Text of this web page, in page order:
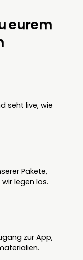
eurem
seht live, wie
Pakete,
legen los.
zur App,